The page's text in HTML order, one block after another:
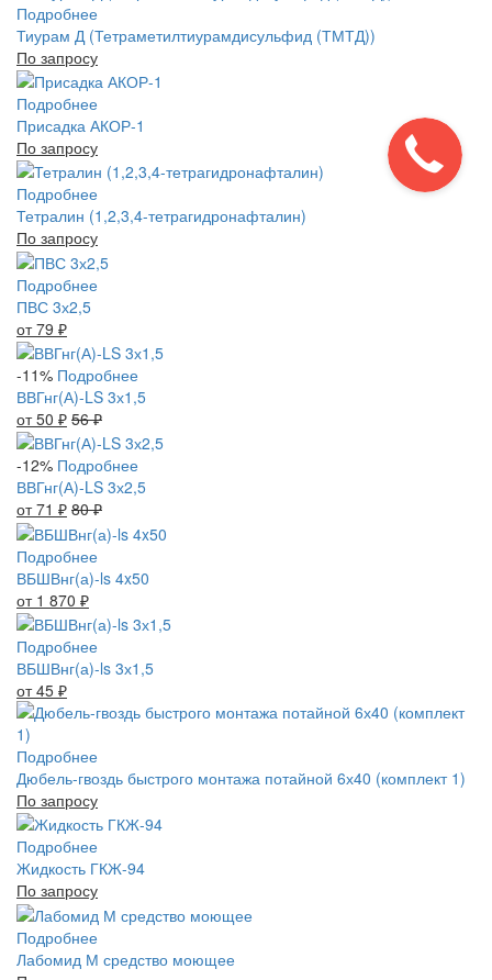
Подробнее
Тиурам Д (Тетраметилтиурамдисульфид (ТМТД))
По запросу
Подробнее
Присадка АКОР-1
По запросу
Подробнее
Тетралин (1,2,3,4-тетрагидронафталин)
По запросу
Подробнее
ПВС 3х2,5
от 79 ₽
-11% Подробнее
ВВГнг(А)-LS 3х1,5
от 50 ₽ 56₽
-12% Подробнее
ВВГнг(А)-LS 3х2,5
от 71 ₽ 80₽
Подробнее
ВБШВнг(а)-ls 4x50
от 1 870 ₽
Подробнее
ВБШВнг(а)-ls 3х1,5
от 45 ₽
Подробнее
Дюбель-гвоздь быстрого монтажа потайной 6х40 (комплект 1)
По запросу
Подробнее
Жидкость ГКЖ-94
По запросу
Подробнее
Лабомид М средство моющее